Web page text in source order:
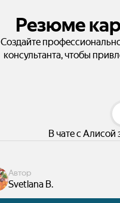
Резюме
Создайте
консультанта, чтобы
В чате с Алисой
Автор
Svetlana B.